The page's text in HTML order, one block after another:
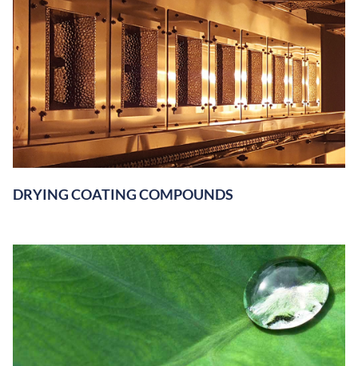
DRYING COATING COMPOUNDS